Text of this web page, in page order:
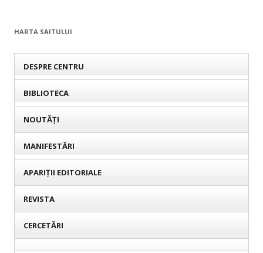
HARTA SAITULUI
DESPRE CENTRU
BIBLIOTECA
NOUTĂȚI
MANIFESTĂRI
APARIȚII EDITORIALE
REVISTA
CERCETĂRI